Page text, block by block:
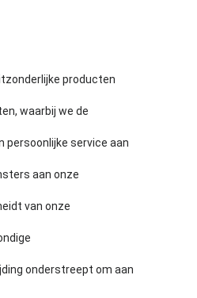
producten
waarbij we de
persoonlijke service aan
aan onze
van onze
onderstreept om aan